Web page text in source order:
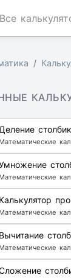
Все
Деление
Математические
Математические
Калькулятор
Математические
Вычитание
Математические